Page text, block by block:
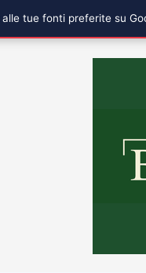
alle tue fonti preferite su